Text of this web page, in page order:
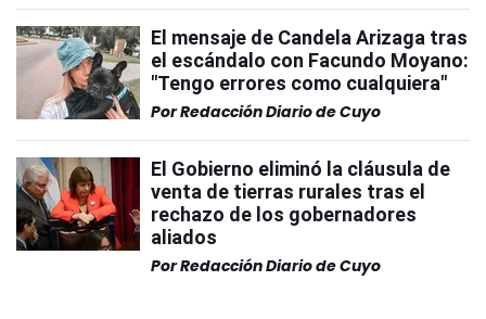
El mensaje de Candela Arizaga tras
el escándalo con Facundo Moyano:
"Tengo errores como cualquiera"
PorRedacción Diario de Cuyo
El Gobierno eliminó la cláusula de
venta de tierras rurales tras el
rechazo de los gobernadores
aliados
PorRedacción Diario de Cuyo